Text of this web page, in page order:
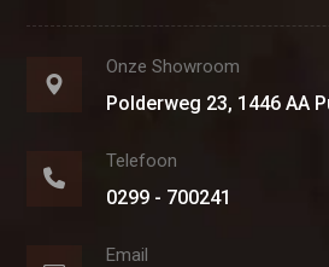
Onze Showroom
Polderweg 23, 1446 AA
Telefoon
0299 - 700241
Email